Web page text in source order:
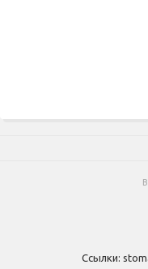
Ссылки: